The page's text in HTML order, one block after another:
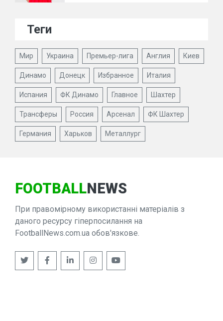
Теги
Мир Украина Премьер-лига Англия Киев
Динамо Донецк Избранное Италия
Испания ФК Динамо Главное Шахтер
Трансферы Россия Арсенал ФК Шахтер
Германия Харьков Металлург
FOOTBALLNEWS
При правомірному використанні матеріалів з
даного ресурсу гіперпосилання на
FootballNews.com.ua обов'язкове.